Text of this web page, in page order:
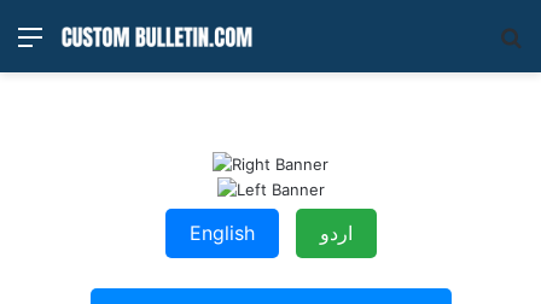
Menu
English اردو